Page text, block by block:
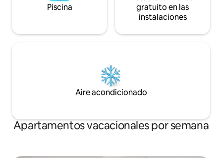
Piscina
gratuito en las
instalaciones
Aire acondicionado
Apartamentos vacacionales por semana